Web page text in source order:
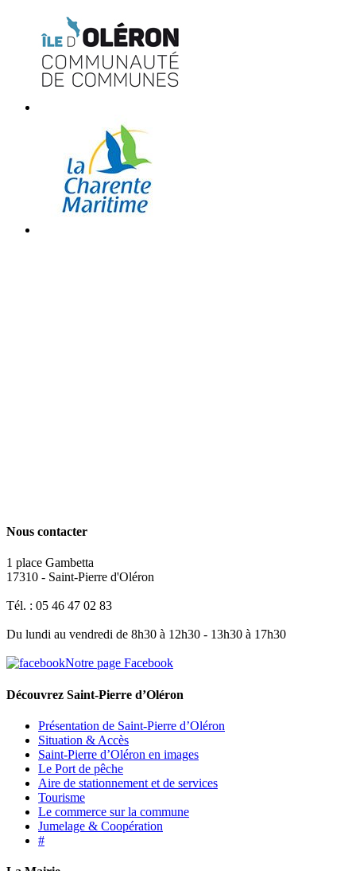
Nous contacter
1 place Gambetta
17310 - Saint-Pierre d'Oléron
Tél. : 05 46 47 02 83
Du lundi au vendredi de 8h30 à 12h30 - 13h30 à 17h30
Notre page Facebook
Découvrez Saint-Pierre d’Oléron
Présentation de Saint-Pierre d’Oléron
Situation & Accès
Saint-Pierre d’Oléron en images
Le Port de pêche
Aire de stationnement et de services
Tourisme
Le commerce sur la commune
Jumelage & Coopération
#